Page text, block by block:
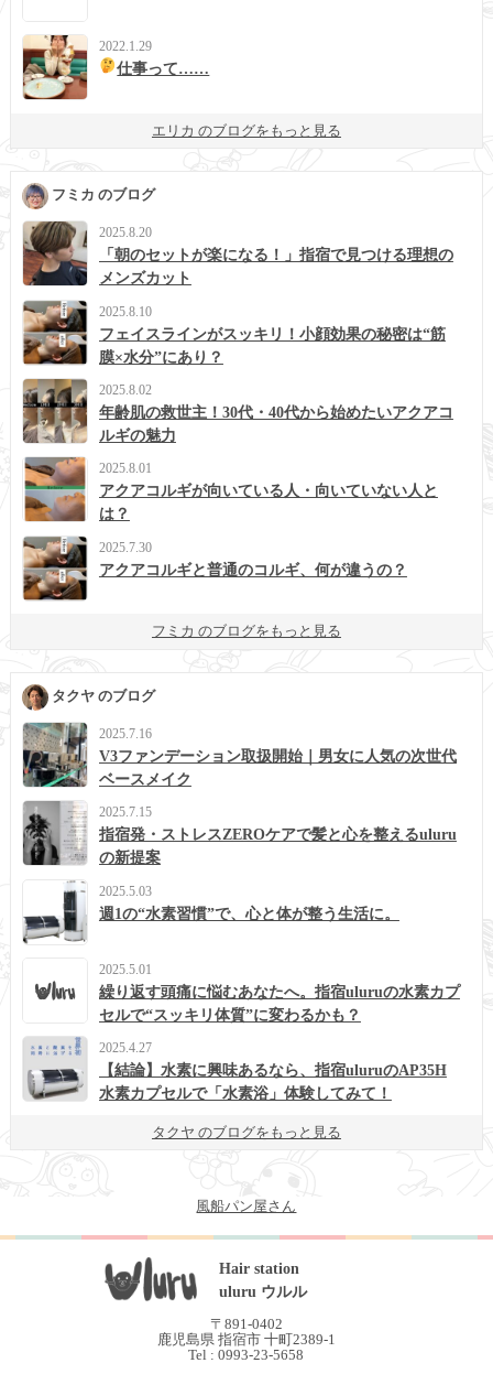
2022.1.29
仕事って……
エリカ のブログをもっと見る
フミカ のブログ
2025.8.20
「朝のセットが楽になる！」指宿で見つける理想の
メンズカット
2025.8.10
フェイスラインがスッキリ！小顔効果の秘密は“筋
膜×水分”にあり？
2025.8.02
年齢肌の救世主！30代・40代から始めたいアクアコ
ルギの魅力
2025.8.01
アクアコルギが向いている人・向いていない人と
は？
2025.7.30
アクアコルギと普通のコルギ、何が違うの？
フミカ のブログをもっと見る
タクヤ のブログ
2025.7.16
V3ファンデーション取扱開始｜男女に人気の次世代
ベースメイク
2025.7.15
指宿発・ストレスZEROケアで髪と心を整えるuluru
の新提案
2025.5.03
週1の“水素習慣”で、心と体が整う生活に。
2025.5.01
繰り返す頭痛に悩むあなたへ。指宿uluruの水素カプ
セルで“スッキリ体質”に変わるかも？
2025.4.27
【結論】水素に興味あるなら、指宿uluruのAP35H
水素カプセルで「水素浴」体験してみて！
タクヤ のブログをもっと見る
風船パン屋さん
Hair station
uluru ウルル
〒891-0402
鹿児島県 指宿市 十町2389-1
Tel : 0993-23-5658